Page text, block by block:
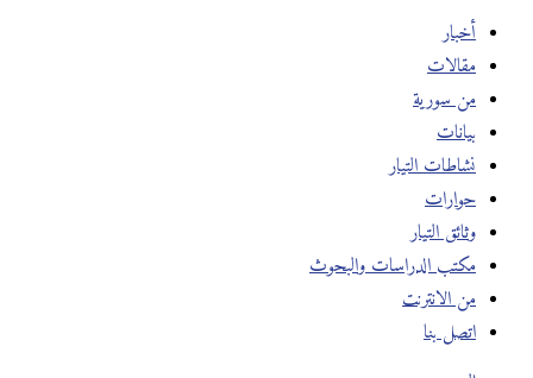
أخبار
مقالات
من سورية
بيانات
نشاطات التيار
حوارات
وثائق التيار
مكتب الدراسات والبحوث
من الانترنت
اتصل بنا